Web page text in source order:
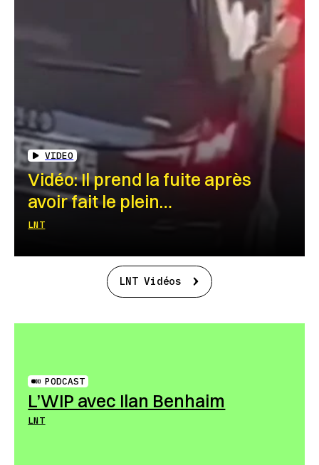
VIDEO
Vidéo: Il prend la fuite après
avoir fait le plein…
LNT
LNT Vidéos
PODCAST
L’WIP avec Ilan Benhaim
LNT